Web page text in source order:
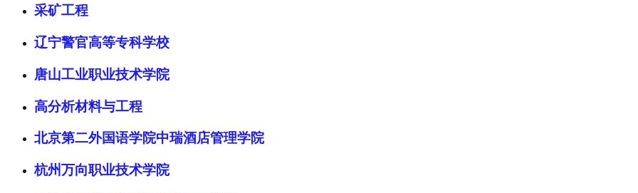
采矿工程
辽宁警官高等专科学校
唐山工业职业技术学院
高分析材料与工程
北京第二外国语学院中瑞酒店管理学院
杭州万向职业技术学院